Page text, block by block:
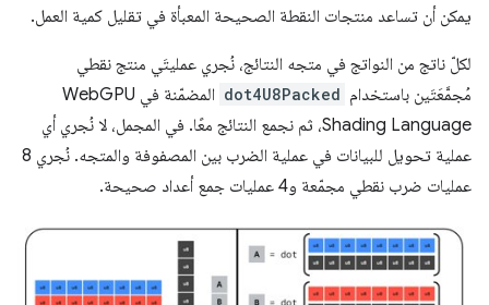
يمكن أن تساعد منتجات النقطة الصحيحة المعبأة في تقليل كمية العمل.
لكلّ ناتج من النواتج في متجه النتائج، نُجري عمليتَي منتج نقطي
مُجمَّعَتَين باستخدام dot4U8Packed
المضمّنة في WebGPU
Shading Language، ثم نجمع النتائج معًا. في المجمل، لا نُجري أي
عملية تحويل للبيانات في عملية الضرب بين المصفوفة والمتجه. نُجري 8
عمليات ضرب نقطي مجمّعة و4 عمليات جمع أعداد صحيحة.